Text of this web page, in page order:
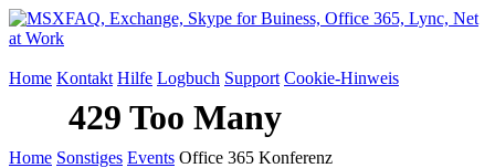
Home Kontakt Hilfe Logbuch Support Cookie-Hinweis
Home Sonstiges Events Office 365 Konferenz